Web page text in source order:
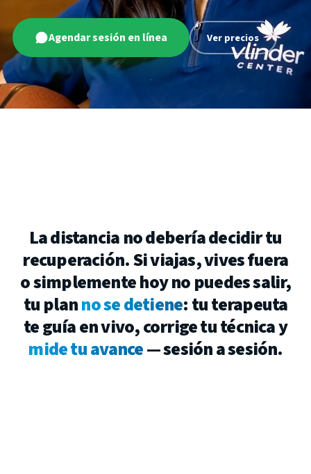
Agendar sesión en línea Ver precios
Ladistancianodeberíadecidirtu
recuperación.Siviajas,vivesfuera
osimplementehoynopuedessalir,
tuplanno se detiene:tuterapeuta
teguíaenvivo,corrigetutécnicay
mide tu avance—sesiónasesión.